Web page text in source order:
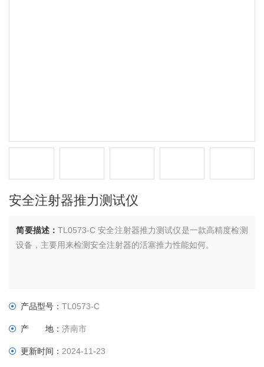
安全注射器推力测试仪
简要描述：TL0573-C 安全注射器推力测试仪是一款高精度检测
设备，主要用来检测安全注射器的活塞推力性能如何。
产品型号：TL0573-C
产 地：济南市
更新时间：2024-11-23